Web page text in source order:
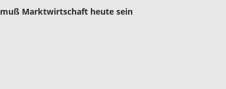
Marktwirtschaft heute sein